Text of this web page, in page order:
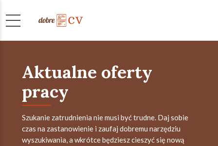
Aktualne oferty
pracy
Szukanie zatrudnienia nie musi być trudne. Daj sobie
czas na zastanowienie i zaufaj dobremu narzędziu
wyszukiwania, a wkrótce będziesz cieszyć się nową